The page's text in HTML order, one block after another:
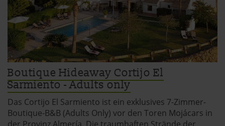
Boutique Hideaway Cortijo El
Sarmiento - Adults only
Das Cortijo El Sarmiento ist ein exklusives 7-Zimmer-
Boutique-B&B (Adults Only) vor den Toren Mojácars in
der Provinz Almería. Die traumhaften Strände der